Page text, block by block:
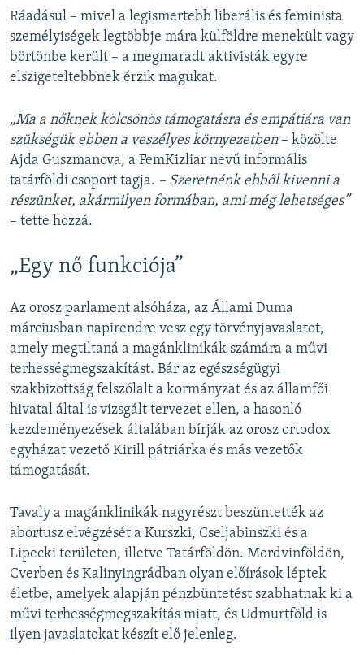
Ráadásul – mivel a legismertebb liberális és feminista
személyiségek legtöbbje mára külföldre menekült vagy
börtönbe került – a megmaradt aktivisták egyre
elszigeteltebbnek érzik magukat.
„Ma a nőknek kölcsönös támogatásra és empátiára van
szükségük ebben a veszélyes környezetben– közölte
Ajda Guszmanova, a FemKizliar nevű informális
tatárföldi csoport tagja. – Szeretnénk ebből kivenni a
részünket, akármilyen formában, ami még lehetséges”
– tette hozzá.
„Egy nő funkciója”
Az orosz parlament alsóháza, az Állami Duma
márciusban napirendre vesz egy törvényjavaslatot,
amely megtiltaná a magánklinikák számára a művi
terhességmegszakítást. Bár az egészségügyi
szakbizottság felszólalt a kormányzat és az államfői
hivatal által is vizsgált tervezet ellen, a hasonló
kezdeményezések általában bírják az orosz ortodox
egyházat vezető Kirill pátriárka és más vezetők
támogatását.
Tavaly a magánklinikák nagyrészt beszüntették az
abortusz elvégzését a Kurszki, Cseljabinszki és a
Lipecki területen, illetve Tatárföldön. Mordvinföldön,
Cverben és Kalinyingrádban olyan előírások léptek
életbe, amelyek alapján pénzbüntetést szabhatnak ki a
művi terhességmegszakítás miatt, és Udmurtföld is
ilyen javaslatokat készít elő jelenleg.